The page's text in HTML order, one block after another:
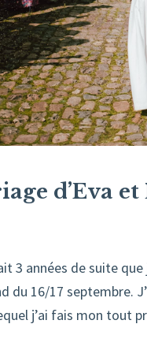
d’Eva
3 années de suite
du 16/17 septembre.
j’ai fais mon tout